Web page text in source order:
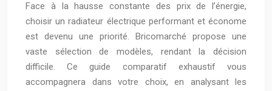
Face à la hausse constante des prix de l’énergie,
choisir un radiateur électrique performant et économe
est devenu une priorité. Bricomarché propose une
vaste sélection de modèles, rendant la décision
difficile. Ce guide comparatif exhaustif vous
accompagnera dans votre choix, en analysant les